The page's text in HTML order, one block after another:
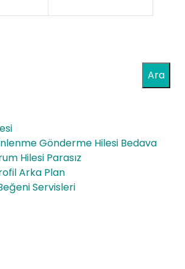
ith
şlar
ının
gel
ece
arl
tük
etic
iye
Ara
Gönderme Hilesi Bedava
Hilesi Parasız
Arka Plan
Servisleri